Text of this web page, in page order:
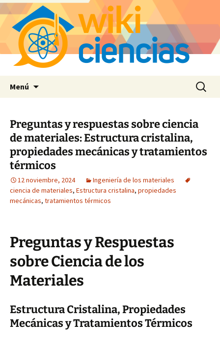
Menú Buscar:
Preguntas y respuestas sobre ciencia
de materiales: Estructura cristalina,
propiedades mecánicas y tratamientos
térmicos
12 noviembre, 2024
Ingeniería de los materiales
ciencia de materiales, Estructura cristalina, propiedades
mecánicas, tratamientos térmicos
Preguntas y Respuestas
sobre Ciencia de los
Materiales
Estructura Cristalina, Propiedades
Mecánicas y Tratamientos Térmicos